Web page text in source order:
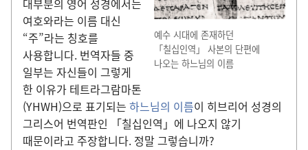
예수 시대에 존재하던
「칠십인역」 사본의 단편에
나오는 하느님의 이름
대부분의 영어 성경에서는
여호와라는 이름 대신
“주”라는 칭호를
사용합니다. 번역자들 중
일부는 자신들이 그렇게
한 이유가 테트라그람마톤
(YHWH)으로 표기되는 하느님의 이름이 히브리어 성경의
그리스어 번역판인 「칠십인역」에 나오지 않기
때문이라고 주장합니다. 정말 그렇습니까?